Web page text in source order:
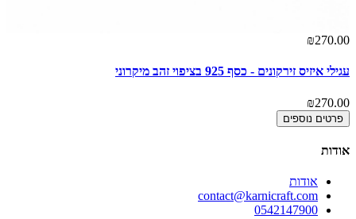
₪270.00
עגילי איזיס זירקונים - כסף 925 בציפוי זהב מיקרוני
₪270.00
פרטים נוספים
אודות
אודות
contact@karnicraft.com
0542147900